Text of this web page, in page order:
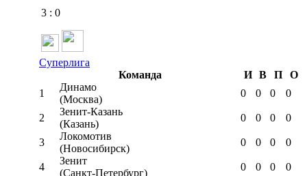
3 : 0
Суперлига
Команда
И В П
О
1
Динамо
(Москва)
0 0 0 0
2
Зенит-Казань
(Казань)
0 0 0 0
3
Локомотив
(Новосибирск)
0 0 0 0
4
Зенит
(Санкт-Петербург)
0 0 0 0